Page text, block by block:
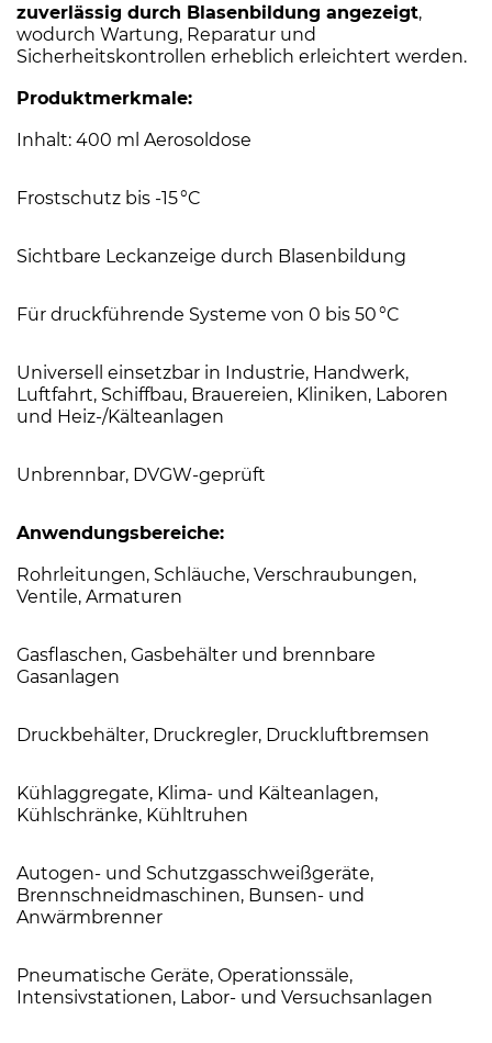
zuverlässig durch Blasenbildung angezeigt,
wodurch Wartung, Reparatur und
Sicherheitskontrollen erheblich erleichtert werden.
Produktmerkmale:
Inhalt: 400 ml Aerosoldose
Frostschutz bis -15 °C
Sichtbare Leckanzeige durch Blasenbildung
Für druckführende Systeme von 0 bis 50 °C
Universell einsetzbar in Industrie, Handwerk,
Luftfahrt, Schiffbau, Brauereien, Kliniken, Laboren
und Heiz-/Kälteanlagen
Unbrennbar, DVGW-geprüft
Anwendungsbereiche:
Rohrleitungen, Schläuche, Verschraubungen,
Ventile, Armaturen
Gasflaschen, Gasbehälter und brennbare
Gasanlagen
Druckbehälter, Druckregler, Druckluftbremsen
Kühlaggregate, Klima- und Kälteanlagen,
Kühlschränke, Kühltruhen
Autogen- und Schutzgasschweißgeräte,
Brennschneidmaschinen, Bunsen- und
Anwärmbrenner
Pneumatische Geräte, Operationssäle,
Intensivstationen, Labor- und Versuchsanlagen